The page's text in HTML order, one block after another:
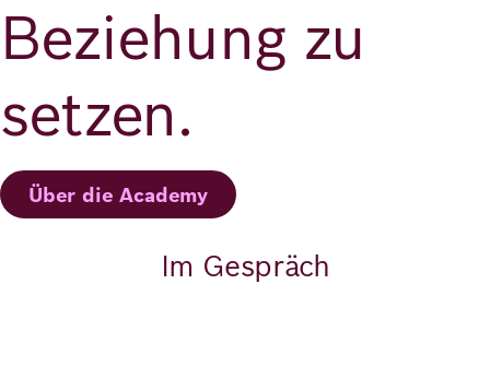
Beziehung zu
setzen.
Über die Academy
Im Gespräch